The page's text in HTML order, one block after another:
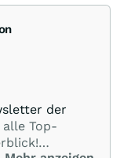
der
Top-